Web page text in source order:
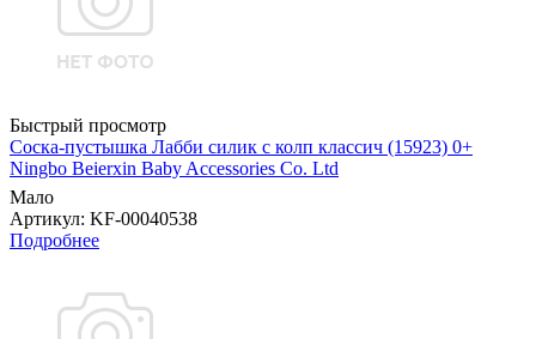
Быстрый просмотр
Соска-пустышка Лабби силик с колп классич (15923) 0+
Ningbo Beierxin Baby Accessories Co. Ltd
Мало
Артикул: KF-00040538
Подробнее